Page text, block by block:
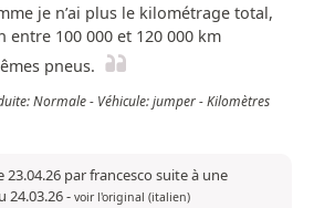
je n’ai plus le kilométrage total,
entre 100 000 et 120 000 km
pneus.
Normale - Véhicule: jumper - Kilomètres
par francesco suite à une
24.03.26- voir l'original (italien)